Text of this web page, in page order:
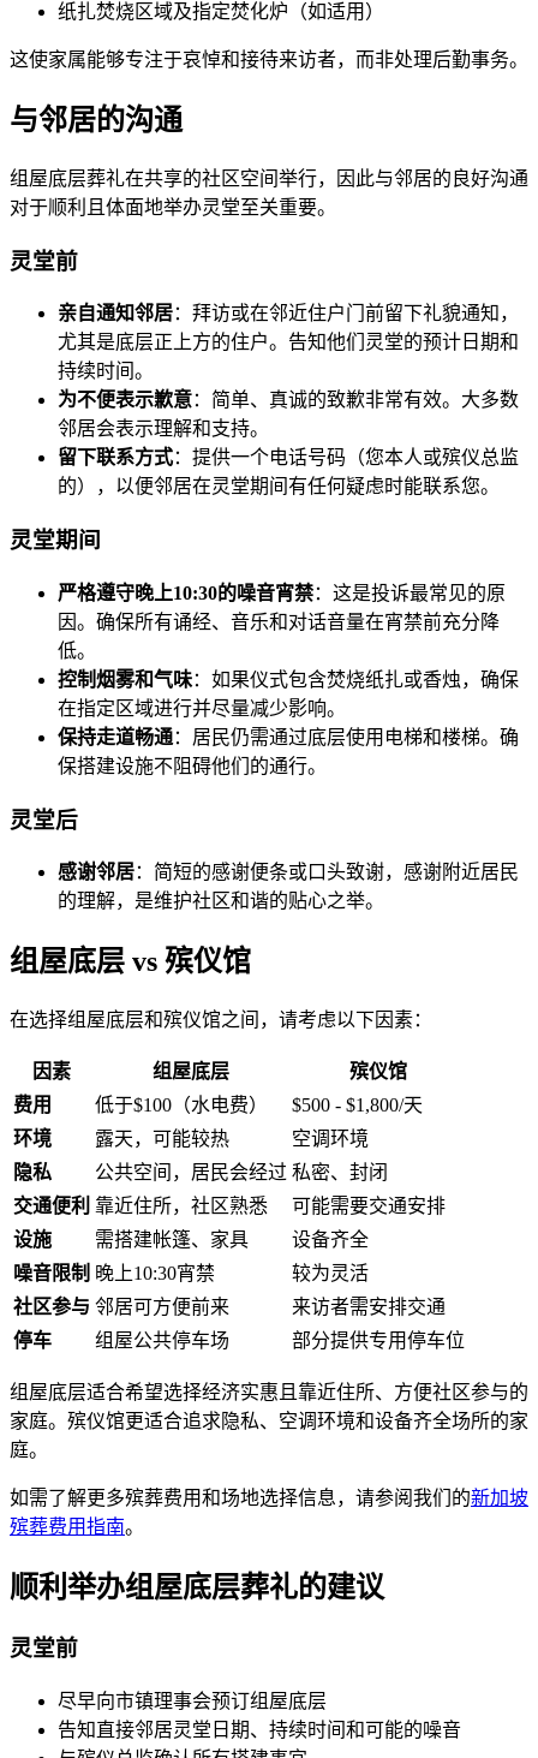
纸扎焚烧区域及指定焚化炉（如适用）
这使家属能够专注于哀悼和接待来访者，而非处理后勤事务。
与邻居的沟通
组屋底层葬礼在共享的社区空间举行，因此与邻居的良好沟通
对于顺利且体面地举办灵堂至关重要。
灵堂前
亲自通知邻居：拜访或在邻近住户门前留下礼貌通知，
尤其是底层正上方的住户。告知他们灵堂的预计日期和
持续时间。
为不便表示歉意：简单、真诚的致歉非常有效。大多数
邻居会表示理解和支持。
留下联系方式：提供一个电话号码（您本人或殡仪总监
的），以便邻居在灵堂期间有任何疑虑时能联系您。
灵堂期间
严格遵守晚上10:30的噪音宵禁：这是投诉最常见的原
因。确保所有诵经、音乐和对话音量在宵禁前充分降
低。
控制烟雾和气味：如果仪式包含焚烧纸扎或香烛，确保
在指定区域进行并尽量减少影响。
保持走道畅通：居民仍需通过底层使用电梯和楼梯。确
保搭建设施不阻碍他们的通行。
灵堂后
感谢邻居：简短的感谢便条或口头致谢，感谢附近居民
的理解，是维护社区和谐的贴心之举。
组屋底层 vs 殡仪馆
在选择组屋底层和殡仪馆之间，请考虑以下因素：
因素 组屋底层
殡仪馆
费用
低于$100（水电费）
$500 - $1,800/天
环境
露天，可能较热
空调环境
隐私
公共空间，居民会经过 私密、封闭
交通便利 靠近住所，社区熟悉
可能需要交通安排
设施
需搭建帐篷、家具
设备齐全
噪音限制 晚上10:30宵禁
较为灵活
社区参与 邻居可方便前来
来访者需安排交通
停车
组屋公共停车场 部分提供专用停车位
组屋底层适合希望选择经济实惠且靠近住所、方便社区参与的
家庭。殡仪馆更适合追求隐私、空调环境和设备齐全场所的家
庭。
如需了解更多殡葬费用和场地选择信息，请参阅我们的新加坡
殡葬费用指南。
顺利举办组屋底层葬礼的建议
灵堂前
尽早向市镇理事会预订组屋底层
告知直接邻居灵堂日期、持续时间和可能的噪音